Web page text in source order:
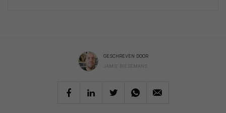
GESCHREVEN DOOR
JAMIE BIESEMANS